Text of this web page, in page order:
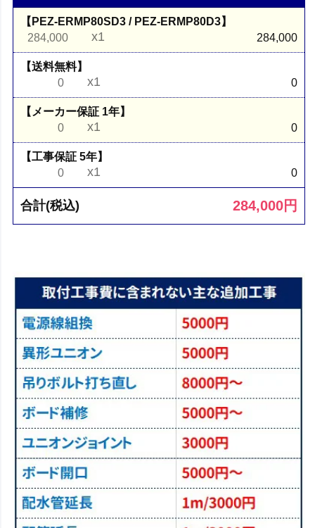
【PEZ-ERMP80SD3 / PEZ-ERMP80D3】
284,000
x1 284,000
【送料無料】
0
x1 0
【メーカー保証 1年】
0
x1 0
【工事保証 5年】
0
x1 0
合計(税込) 284,000円